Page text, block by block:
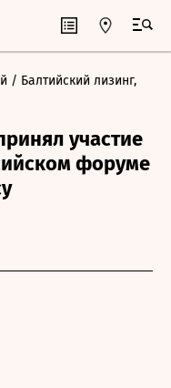
/ Балтийский лизинг,
участие
форуме